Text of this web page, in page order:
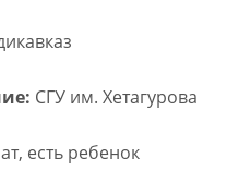
СГУ им. Хетагурова
есть ребенок